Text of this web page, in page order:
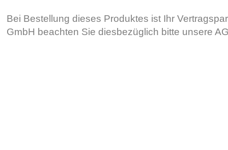
Bei Bestellung dieses Produktes ist Ihr
GmbH beachten Sie diesbezüglich bitte unsere